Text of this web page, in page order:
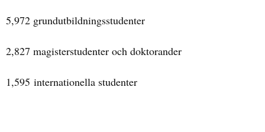
5,972 grundutbildningsstudenter
2,827 magisterstudenter och doktorander
1,595 internationella studenter